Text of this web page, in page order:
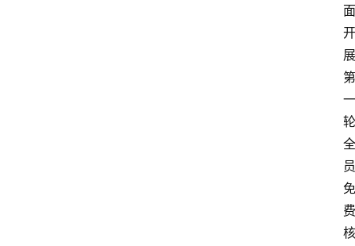
面
开
展
第
一
轮
全
员
免
费
核